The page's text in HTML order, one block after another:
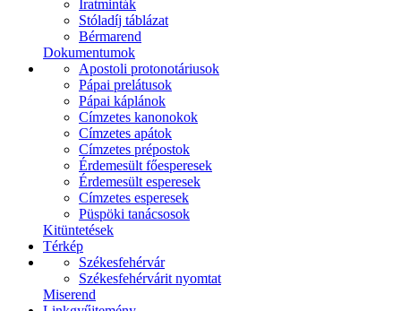
Iratminták
Stóladíj táblázat
Bérmarend
Dokumentumok
Apostoli protonotáriusok
Pápai prelátusok
Pápai káplánok
Címzetes kanonokok
Címzetes apátok
Címzetes prépostok
Érdemesült főesperesek
Érdemesült esperesek
Címzetes esperesek
Püspöki tanácsosok
Kitüntetések
Térkép
Székesfehérvár
Székesfehérvárit nyomtat
Miserend